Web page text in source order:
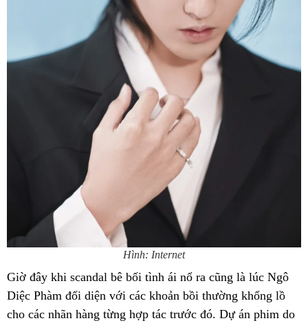
Hình: Internet
Giờ đây khi scandal bê bối tình ái nổ ra cũng là lúc Ngô
Diệc Phàm đối diện với các khoản bồi thường khổng lồ
cho các nhãn hàng từng hợp tác trước đó. Dự án phim do